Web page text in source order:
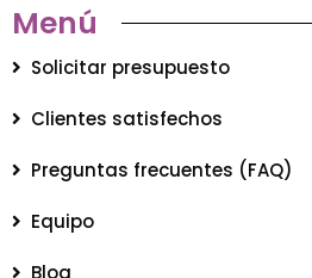
Menú
Solicitar presupuesto
Clientes satisfechos
Preguntas frecuentes (FAQ)
Equipo
Blog